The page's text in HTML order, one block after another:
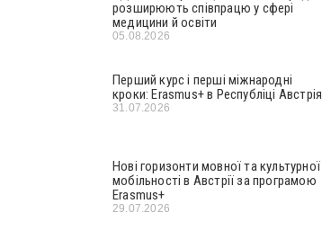
розширюють співпрацю у сфері
медицини й освіти
05.08.2026
Перший курс і перші міжнародні
кроки: Erasmus+ в Республіці Австрія
31.07.2026
Нові горизонти мовної та культурної
мобільності в Австрії за програмою
Erasmus+
29.07.2026